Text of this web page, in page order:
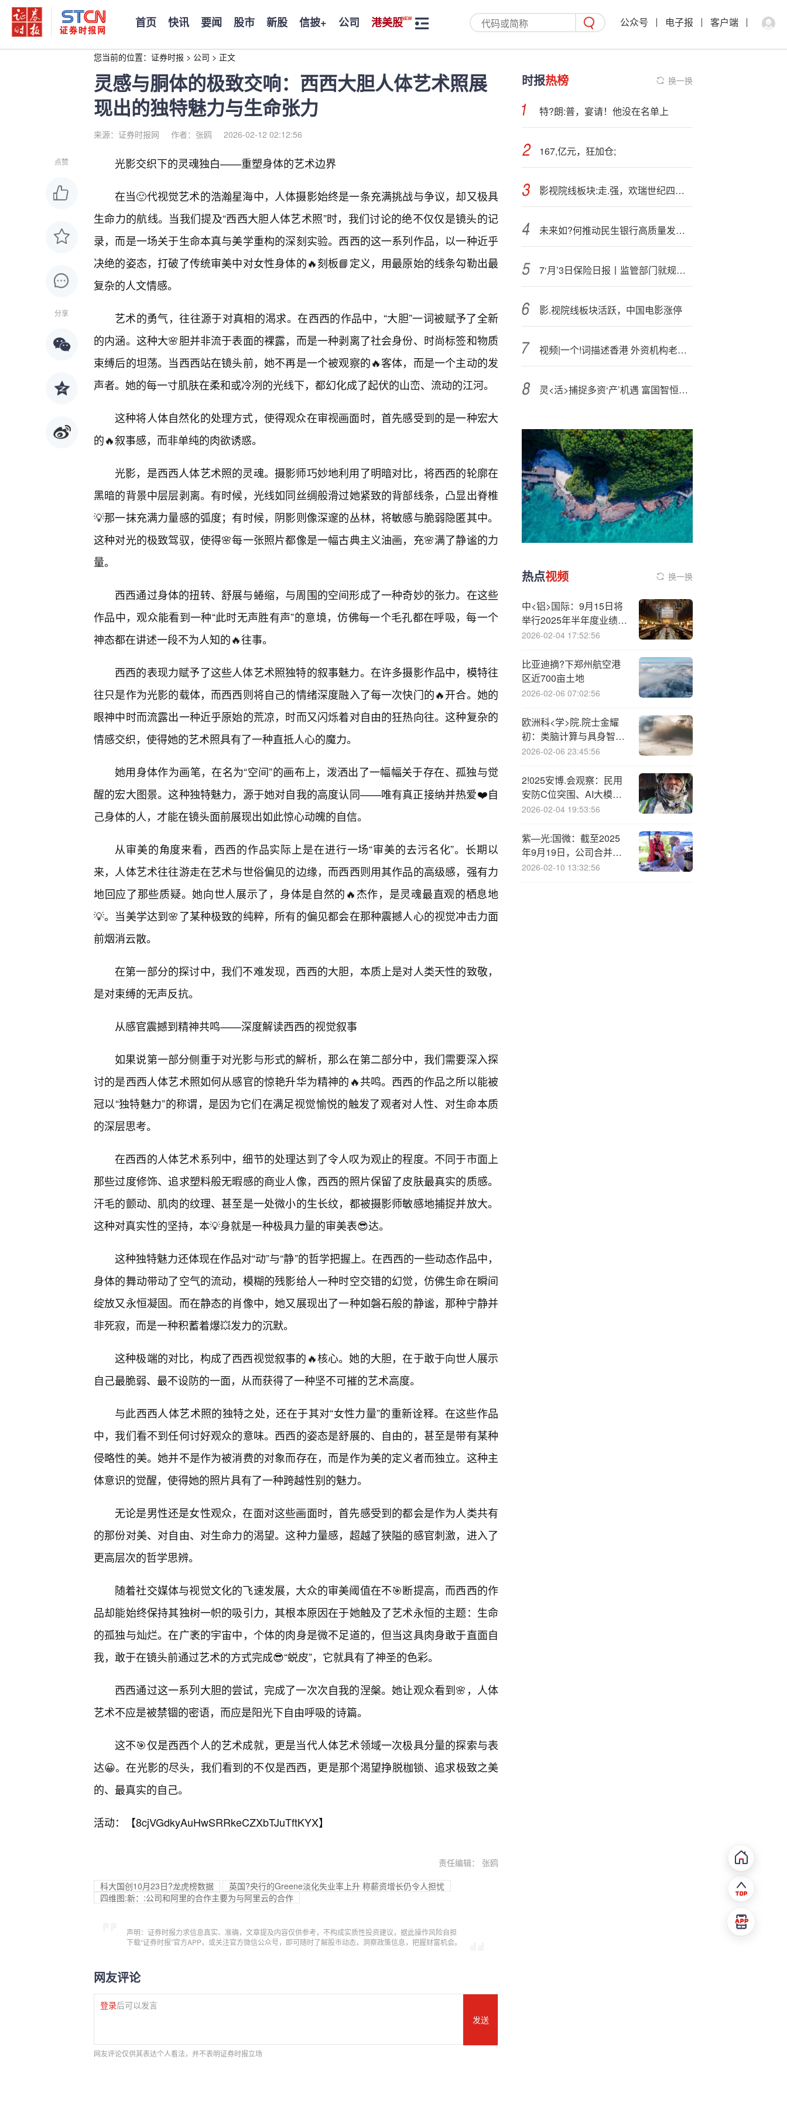
首页 快讯 要闻 股市 新股 信披+ 公司 港美股 公众号 电子报 客户端
您当前的位置： 证券时报 > 公司 > 正文
灵感与胴体的极致交响：西西大胆人体艺术照展
现出的独特魅力与生命张力
来源：证券时报网 作者：张鸥 2026-02-12 02:12:56
点赞
分享
光影交织下的灵魂独白——重塑身体的艺术边界
在当🙂代视觉艺术的浩瀚星海中，人体摄影始终是一条充满挑战与争议，却又极具
生命力的航线。当我们提及“西西大胆人体艺术照”时，我们讨论的绝不仅仅是镜头的记
录，而是一场关于生命本真与美学重构的深刻实验。西西的这一系列作品，以一种近乎
决绝的姿态，打破了传统审美中对女性身体的🔥刻板📘定义，用最原始的线条勾勒出最
复杂的人文情感。
艺术的勇气，往往源于对真相的渴求。在西西的作品中，“大胆”一词被赋予了全新
的内涵。这种大🌸胆并非流于表面的裸露，而是一种剥离了社会身份、时尚标签和物质
束缚后的坦荡。当西西站在镜头前，她不再是一个被观察的🔥客体，而是一个主动的发
声者。她的每一寸肌肤在柔和或冷冽的光线下，都幻化成了起伏的山峦、流动的江河。
这种将人体自然化的处理方式，使得观众在审视画面时，首先感受到的是一种宏大
的🔥叙事感，而非单纯的肉欲诱惑。
光影，是西西人体艺术照的灵魂。摄影师巧妙地利用了明暗对比，将西西的轮廓在
黑暗的背景中层层剥离。有时候，光线如同丝绸般滑过她紧致的背部线条，凸显出脊椎
💡那一抹充满力量感的弧度；有时候，阴影则像深邃的丛林，将敏感与脆弱隐匿其中。
这种对光的极致驾驭，使得🌸每一张照片都像是一幅古典主义油画，充🌸满了静谧的力
量。
西西通过身体的扭转、舒展与蜷缩，与周围的空间形成了一种奇妙的张力。在这些
作品中，观众能看到一种“此时无声胜有声”的意境，仿佛每一个毛孔都在呼吸，每一个
神态都在讲述一段不为人知的🔥往事。
西西的表现力赋予了这些人体艺术照独特的叙事魅力。在许多摄影作品中，模特往
往只是作为光影的载体，而西西则将自己的情绪深度融入了每一次快门的🔥开合。她的
眼神中时而流露出一种近乎原始的荒凉，时而又闪烁着对自由的狂热向往。这种复杂的
情感交织，使得她的艺术照具有了一种直抵人心的魔力。
她用身体作为画笔，在名为“空间”的画布上，泼洒出了一幅幅关于存在、孤独与觉
醒的宏大图景。这种独特魅力，源于她对自我的高度认同——唯有真正接纳并热爱❤️自
己身体的人，才能在镜头面前展现出如此惊心动魄的自信。
从审美的角度来看，西西的作品实际上是在进行一场“审美的去污名化”。长期以
来，人体艺术往往游走在艺术与世俗偏见的边缘，而西西则用其作品的高级感，强有力
地回应了那些质疑。她向世人展示了，身体是自然的🔥杰作，是灵魂最直观的栖息地
💡。当美学达到🌸了某种极致的纯粹，所有的偏见都会在那种震撼人心的视觉冲击力面
前烟消云散。
在第一部分的探讨中，我们不难发现，西西的大胆，本质上是对人类天性的致敬，
是对束缚的无声反抗。
从感官震撼到精神共鸣——深度解读西西的视觉叙事
如果说第一部分侧重于对光影与形式的解析，那么在第二部分中，我们需要深入探
讨的是西西人体艺术照如何从感官的惊艳升华为精神的🔥共鸣。西西的作品之所以能被
冠以“独特魅力”的称谓，是因为它们在满足视觉愉悦的触发了观者对人性、对生命本质
的深层思考。
在西西的人体艺术系列中，细节的处理达到了令人叹为观止的程度。不同于市面上
那些过度修饰、追求塑料般无暇感的商业人像，西西的照片保留了皮肤最真实的质感。
汗毛的颤动、肌肉的纹理、甚至是一处微小的生长纹，都被摄影师敏感地捕捉并放大。
这种对真实性的坚持，本💡身就是一种极具力量的审美表😎达。
这种独特魅力还体现在作品对“动”与“静”的哲学把握上。在西西的一些动态作品中，
身体的舞动带动了空气的流动，模糊的残影给人一种时空交错的幻觉，仿佛生命在瞬间
绽放又永恒凝固。而在静态的肖像中，她又展现出了一种如磐石般的静谧，那种宁静并
非死寂，而是一种积蓄着爆💥发力的沉默。
这种极端的对比，构成了西西视觉叙事的🔥核心。她的大胆，在于敢于向世人展示
自己最脆弱、最不设防的一面，从而获得了一种坚不可摧的艺术高度。
与此西西人体艺术照的独特之处，还在于其对“女性力量”的重新诠释。在这些作品
中，我们看不到任何讨好观众的意味。西西的姿态是舒展的、自由的，甚至是带有某种
侵略性的美。她并不是作为被消费的对象而存在，而是作为美的定义者而独立。这种主
体意识的觉醒，使得她的照片具有了一种跨越性别的魅力。
无论是男性还是女性观众，在面对这些画面时，首先感受到的都会是作为人类共有
的那份对美、对自由、对生命力的渴望。这种力量感，超越了狭隘的感官刺激，进入了
更高层次的哲学思辨。
随着社交媒体与视觉文化的飞速发展，大众的审美阈值在不🎯断提高，而西西的作
品却能始终保持其独树一帜的吸引力，其根本原因在于她触及了艺术永恒的主题：生命
的孤独与灿烂。在广袤的宇宙中，个体的肉身是微不足道的，但当这具肉身敢于直面自
我，敢于在镜头前通过艺术的方式完成😎“蜕皮”，它就具有了神圣的色彩。
西西通过这一系列大胆的尝试，完成了一次次自我的涅槃。她让观众看到🌸，人体
艺术不应是被禁锢的密语，而应是阳光下自由呼吸的诗篇。
这不🎯仅是西西个人的艺术成就，更是当代人体艺术领域一次极具分量的探索与表
达😀。在光影的尽头，我们看到的不仅是西西，更是那个渴望挣脱枷锁、追求极致之美
的、最真实的自己。
活动：【8cjVGdkyAuHwSRRkeCZXbTJuTftKYX】
责任编辑： 张鸥
科大国创10月23日?龙虎榜数据
英国?央行的Greene淡化失业率上升 称薪资增长仍令人担忧
四维图:新：:公司和阿里的合作主要为与阿里云的合作
声明：证券时报力求信息真实、准确，文章提及内容仅供参考，不构成实质性投资建议，据此操作风险自担
下载“证券时报”官方APP，或关注官方微信公众号，即可随时了解股市动态，洞察政策信息，把握财富机会。
网友评论
登录后可以发言
发送
网友评论仅供其表达个人看法，并不表明证券时报立场
时报热榜 换一换
特?朗:普，宴请！他没在名单上
167,亿元，狂加仓;
影视院线板块:走.强，欢瑞世纪四连板
未来如?何推动民生银行高质量发—展？李彬：要做好五方面工作
7‘月’3日保险日报丨监管部门就规范财险公司非车险业务征求意见，上半年保险业增资“补血”势头强劲
影.视院线板块活跃，中国电影涨停
视频|一个!词描述香港 外资机构老板们这样!说！
灵<活>捕捉多资‘产’机遇 富国智恒稳健90天持有期FOF正式发行
热点视频 换一换
中<铝>国际：9月15日将
举行2025年半年度业绩说
明会
2026-02-04 17:52:56
比亚迪摘?下郑州航空港
区近700亩土地
2026-02-06 07:02:56
欧洲科<学>院.院士金耀
初：类脑计算与具身智能
结合，能让大模型产生自
2026-02-06 23:45:56
2!025安博.会观察：民用
安防C位突围、AI大模型
遍地开花，红海竞争隐忧
2026-02-04 19:53:56
紫—光:国微：截至2025
年9月19日，公司合并普
通账户和融资融券信用账
2026-02-10 13:32:56